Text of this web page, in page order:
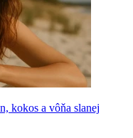
kokos a vôňa slanej